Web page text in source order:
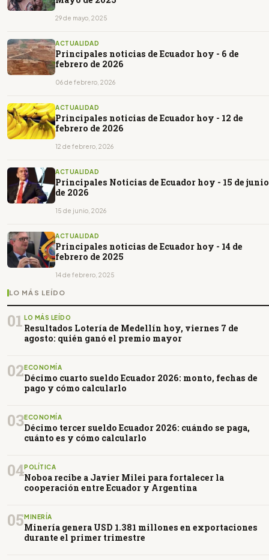
29 de mayo, 2025
ACTUALIDAD
Principales noticias de Ecuador hoy - 6 de
febrero de 2026
06 de febrero, 2026
ACTUALIDAD
Principales noticias de Ecuador hoy - 12 de
febrero de 2026
12 de febrero, 2026
ACTUALIDAD
Principales Noticias de Ecuador hoy - 15 de junio
de 2026
15 de junio, 2026
ACTUALIDAD
Principales noticias de Ecuador hoy - 14 de
febrero de 2025
14 de febrero, 2025
LO MÁS LEÍDO
01 LO MÁS LEÍDO
Resultados Lotería de Medellín hoy, viernes 7 de
agosto: quién ganó el premio mayor
02ECONOMÍA
Décimo cuarto sueldo Ecuador 2026: monto, fechas de
pago y cómo calcularlo
03ECONOMÍA
Décimo tercer sueldo Ecuador 2026: cuándo se paga,
cuánto es y cómo calcularlo
04POLÍTICA
Noboa recibe a Javier Milei para fortalecer la
cooperación entre Ecuador y Argentina
05MINERÍA
Minería genera USD 1.381 millones en exportaciones
durante el primer trimestre